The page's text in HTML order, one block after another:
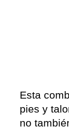
Esta
pies y
no